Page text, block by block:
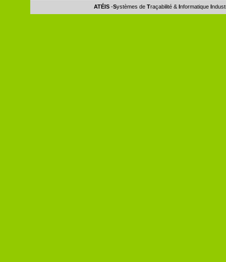
ATÉIS-Systèmes de Traçabilité & Informatique I